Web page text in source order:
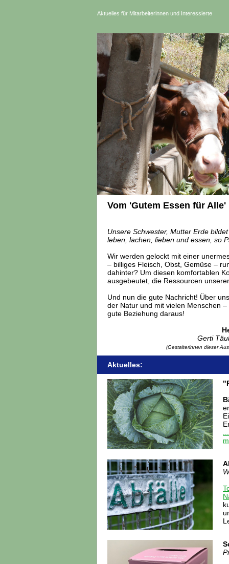
Aktuelles für Mitarbeiterinnen und Interessierte
Vom 'Gutem Essen für
Unsere Schwester, Mutter Erde
leben, lachen, lieben und essen, so
Wir werden gelockt mit einer
– billiges Fleisch, Obst, Gemüse –
dahinter? Um diesen komfortablen
ausgebeutet, die Ressourcen
Und nun die gute Nachricht! Über
der Natur und mit vielen Menschen
gute Beziehung daraus!
Gerti
(Gestalterinnen dieser
Aktuelles: